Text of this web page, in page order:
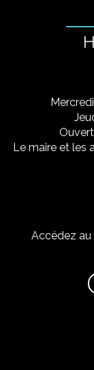
Le maire et les
Accédez au